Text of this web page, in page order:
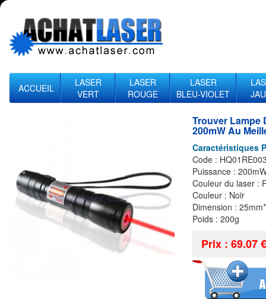
ACCUEIL
LASER
VERT
LASER
ROUGE
LASER
BLEU-VIOLET
Trouver Lampe
200mW Au
Caractéristiques
Code :
Puissance :
Couleur du laser :
Couleur : Noir
Dimension :
Poids : 200g
Prix : 69.07